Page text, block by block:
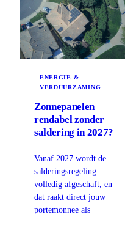
ENERGIE &
VERDUURZAMING
Zonnepanelen
rendabel zonder
saldering in 2027?
Vanaf 2027 wordt de
salderingsregeling
volledig afgeschaft, en
dat raakt direct jouw
portemonnee als